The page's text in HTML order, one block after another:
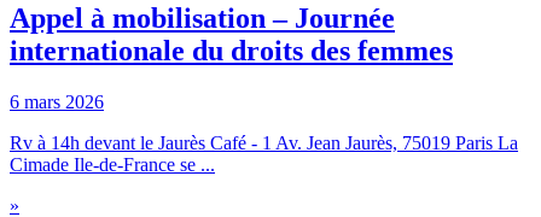
Appel à mobilisation – Journée
internationale du droits des femmes
6 mars 2026
Rv à 14h devant le Jaurès Café - 1 Av. Jean Jaurès, 75019 Paris La
Cimade Ile-de-France se ...
»